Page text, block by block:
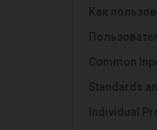
Как
Common
Standards
Individual